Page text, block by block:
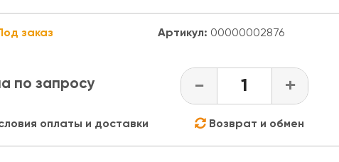
заказ Артикул: 00000002876
по запросу - +
оплаты и доставки Возврат и обмен